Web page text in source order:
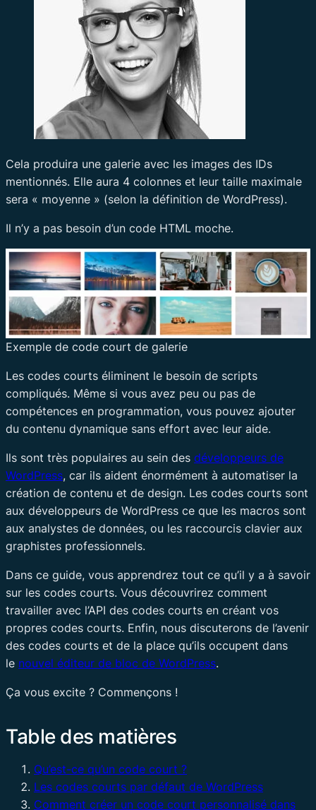
Cela produira une galerie avec les images des IDs
mentionnés. Elle aura 4 colonnes et leur taille maximale
sera « moyenne » (selon la définition de WordPress).
Il n’y a pas besoin d’un code HTML moche.
Exemple de code court de galerie
Les codes courts éliminent le besoin de scripts
compliqués. Même si vous avez peu ou pas de
compétences en programmation, vous pouvez ajouter
du contenu dynamique sans effort avec leur aide.
Ils sont très populaires au sein des développeurs de
WordPress, car ils aident énormément à automatiser la
création de contenu et de design. Les codes courts sont
aux développeurs de WordPress ce que les macros sont
aux analystes de données, ou les raccourcis clavier aux
graphistes professionnels.
Dans ce guide, vous apprendrez tout ce qu’il y a à savoir
sur les codes courts. Vous découvrirez comment
travailler avec l’API des codes courts en créant vos
propres codes courts. Enfin, nous discuterons de l’avenir
des codes courts et de la place qu’ils occupent dans
le nouvel éditeur de bloc de WordPress.
Ça vous excite ? Commençons !
Table des matières
Qu’est-ce qu’un code court ?
Les codes courts par défaut de WordPress
Comment créer un code court personnalisé dans